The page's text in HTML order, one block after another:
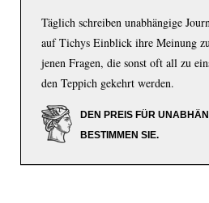
Täglich schreiben unabhängige
auf Tichys Einblick ihre Meinung
jenen Fragen, die sonst oft all zu
den Teppich gekehrt werden.
DEN PREIS FÜR
BESTIMMEN SIE.